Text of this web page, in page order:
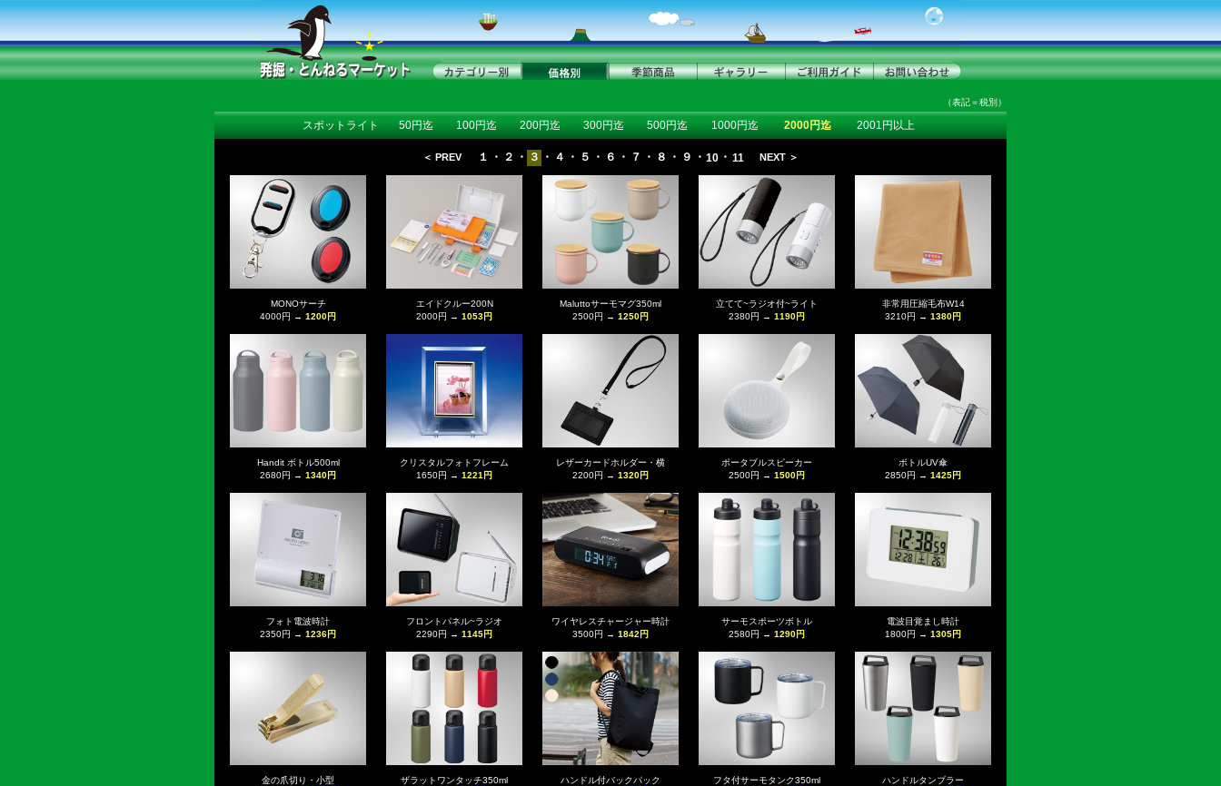
（表記＝税別）
スポットライト 50円迄 100円迄 200円迄 300円迄 500円迄 1000円迄 2000円迄 2001円以上
＜ PREV １ ・ ２ ・ ３ ・ ４ ・ ５ ・ ６ ・ ７ ・ ８ ・ ９ ・ 10 ・ 11 NEXT ＞
MONOサーチ
4000円 → 1200円
エイドクルー200N
2000円 → 1053円
Maluttoサーモマグ350ml
2500円 → 1250円
立てて~ラジオ付~ライト
2380円 → 1190円
非常用圧縮毛布W14
3210円 → 1380円
Handit ボトル500ml
2680円 → 1340円
クリスタルフォトフレーム
1650円 → 1221円
レザーカードホルダー・横
2200円 → 1320円
ポータブルスピーカー
2500円 → 1500円
ボトルUV傘
2850円 → 1425円
フォト電波時計
2350円 → 1236円
フロントパネル~ラジオ
2290円 → 1145円
ワイヤレスチャージャー時計
3500円 → 1842円
サーモスポーツボトル
2580円 → 1290円
電波目覚まし時計
1800円 → 1305円
金の爪切り・小型
ザラットワンタッチ350ml
ハンドル付バックパック
フタ付サーモタンク350ml
ハンドルタンブラー